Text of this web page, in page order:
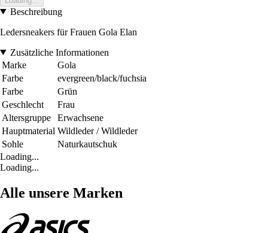
Beschreibung
Ledersneakers für Frauen Gola Elan
Zusätzliche Informationen
Marke
Gola
Farbe
evergreen/black/fuchsia
Farbe
Grün
Geschlecht
Frau
Altersgruppe
Erwachsene
Hauptmaterial Wildleder / Wildleder
Sohle
Naturkautschuk
Loading...
Loading...
Alle unsere Marken